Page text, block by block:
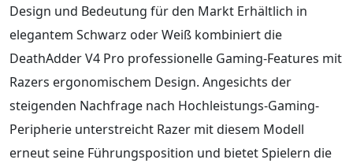
Design und Bedeutung für den Markt Erhältlich in
elegantem Schwarz oder Weiß kombiniert die
DeathAdder V4 Pro professionelle Gaming-Features mit
Razers ergonomischem Design. Angesichts der
steigenden Nachfrage nach Hochleistungs-Gaming-
Peripherie unterstreicht Razer mit diesem Modell
erneut seine Führungsposition und bietet Spielern die